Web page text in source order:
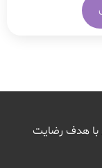
با هدف رضایت